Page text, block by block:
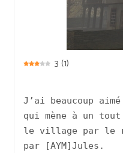
3 (1)
J’ai beaucoup
qui mène à un
le village par le
par [AYM]Jules.